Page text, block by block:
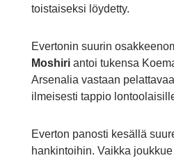
toistaiseksi löydetty.
Evertonin suurin
Moshiri antoi tukensa
Arsenalia vastaan
ilmeisesti tappio
Everton panosti kesällä
hankintoihin. Vaikka